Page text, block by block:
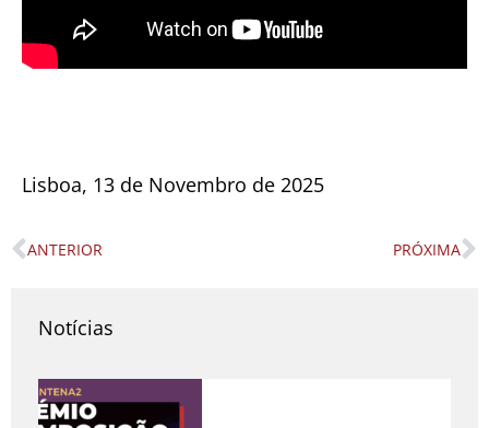
Lisboa, 13 de Novembro de 2025
Prev
ANTERIOR PRÓXIMA
Notícias